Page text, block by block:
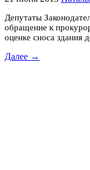
Депутаты
обращение к
оценке сноса здания
Далее →